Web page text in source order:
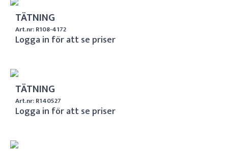
TÄTNING
Art.nr: R108-4172
Logga in för att se priser
TÄTNING
Art.nr: R140527
Logga in för att se priser